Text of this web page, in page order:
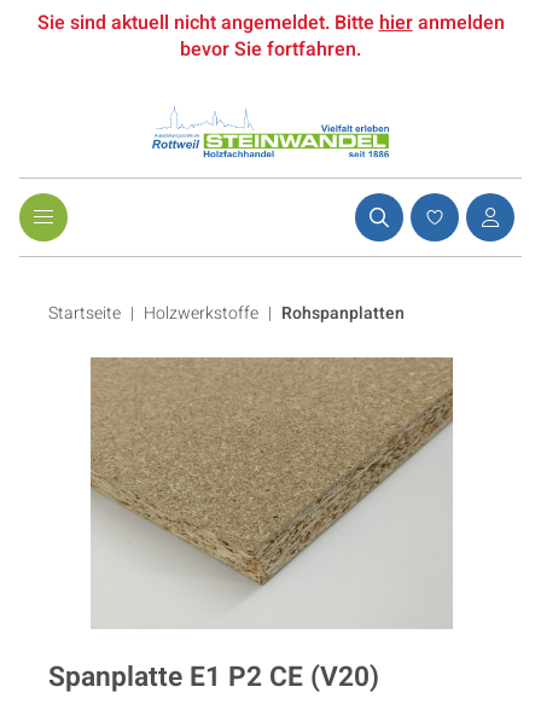
Sie sind aktuell nicht angemeldet. Bittehieranmelden
bevor Sie fortfahren.
Startseite Holzwerkstoffe | Rohspanplatten
Spanplatte E1 P2 CE (V20)